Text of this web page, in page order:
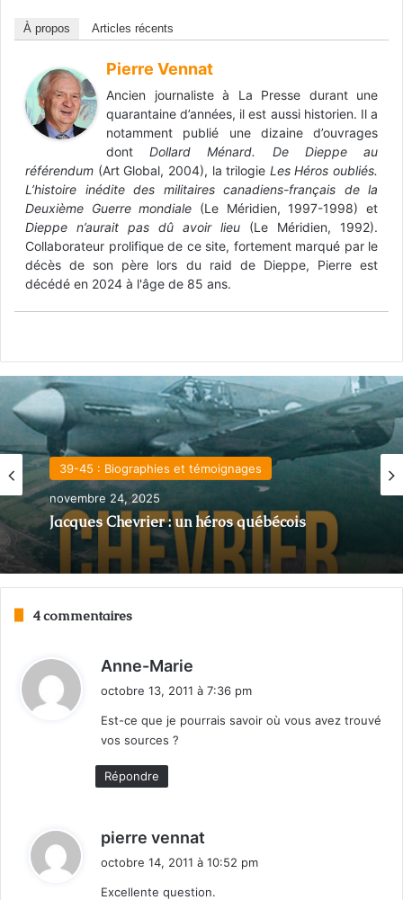
À propos Articles récents
Pierre Vennat
Ancien journaliste à La Presse durant une
quarantaine d’années, il est aussi historien. Il a
notamment publié une dizaine d’ouvrages
dontDollard Ménard. De Dieppe au
référendum (Art Global, 2004), la trilogie Les Héros oubliés.
L’histoire inédite des militaires canadiens-français de la
Deuxième Guerre mondiale (Le Méridien, 1997-1998) et
Dieppe n’aurait pas dû avoir lieu (Le Méridien, 1992).
Collaborateur prolifique de ce site, fortement marqué par le
décès de son père lors du raid de Dieppe, Pierre est
décédé en 2024 à l'âge de 85 ans.
39-45 : Biographies et témoignages
novembre 24, 2025
Jacques Chevrier : un héros québécois
4 commentaires
Anne-Marie
octobre 13, 2011 à 7:36 pm
Est-ce que je pourrais savoir où vous avez trouvé
vos sources ?
Répondre
pierre vennat
octobre 14, 2011 à 10:52 pm
Excellente question.